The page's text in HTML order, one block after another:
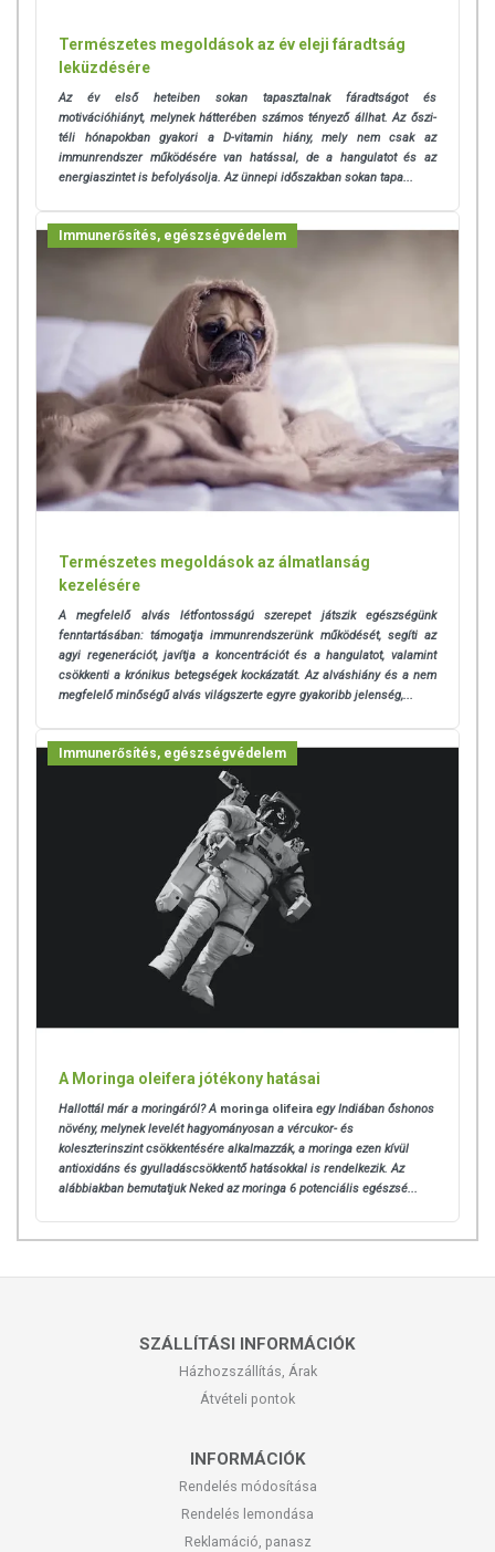
Természetes megoldások az év eleji fáradtság
leküzdésére
Az év első heteiben sokan tapasztalnak fáradtságot és
motivációhiányt, melynek hátterében számos tényező állhat. Az őszi-
téli hónapokban gyakori a D-vitamin hiány, mely nem csak az
immunrendszer működésére van hatással, de a hangulatot és az
energiaszintet is befolyásolja. Az ünnepi időszakban sokan tapa...
Immunerősítés, egészségvédelem
Természetes megoldások az álmatlanság
kezelésére
A megfelelő alvás létfontosságú szerepet játszik egészségünk
fenntartásában: támogatja immunrendszerünk működését, segíti az
agyi regenerációt, javítja a koncentrációt és a hangulatot, valamint
csökkenti a krónikus betegségek kockázatát. Az alváshiány és a nem
megfelelő minőségű alvás világszerte egyre gyakoribb jelenség,...
Immunerősítés, egészségvédelem
A Moringa oleifera jótékony hatásai
Hallottál már a moringáról? A moringa olifeira egy Indiában őshonos
növény, melynek levelét hagyományosan a vércukor- és
koleszterinszint csökkentésére alkalmazzák, a moringa ezen kívül
antioxidáns és gyulladáscsökkentő hatásokkal is rendelkezik. Az
alábbiakban bemutatjuk Neked az moringa 6 potenciális egészsé...
SZÁLLÍTÁSI INFORMÁCIÓK
Házhozszállítás, Árak
Átvételi pontok
INFORMÁCIÓK
Rendelés módosítása
Rendelés lemondása
Reklamáció, panasz